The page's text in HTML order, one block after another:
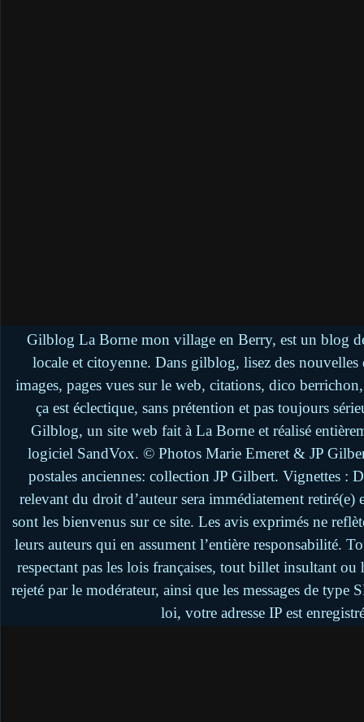
Gilblog La Borne mon village en Berry, est un blog
locale et citoyenne. Dans gilblog, lisez des
images, pages vues sur le web, citations, dico
ça est éclectique, sans prétention et pas toujours
Gilblog, un site web fait à La Borne et réalisé
logiciel SandVox. © Photos Marie Emeret & JP
postales anciennes: collection JP Gilbert. Vignettes :
relevant du droit d’auteur sera immédiatement retiré(e)
sont les bienvenus sur ce site. Les avis exprimés ne
leurs auteurs qui en assument l’entière responsabilité.
respectant pas les lois françaises, tout billet insultant
rejeté par le modérateur, ainsi que les messages de
loi, votre adresse IP est